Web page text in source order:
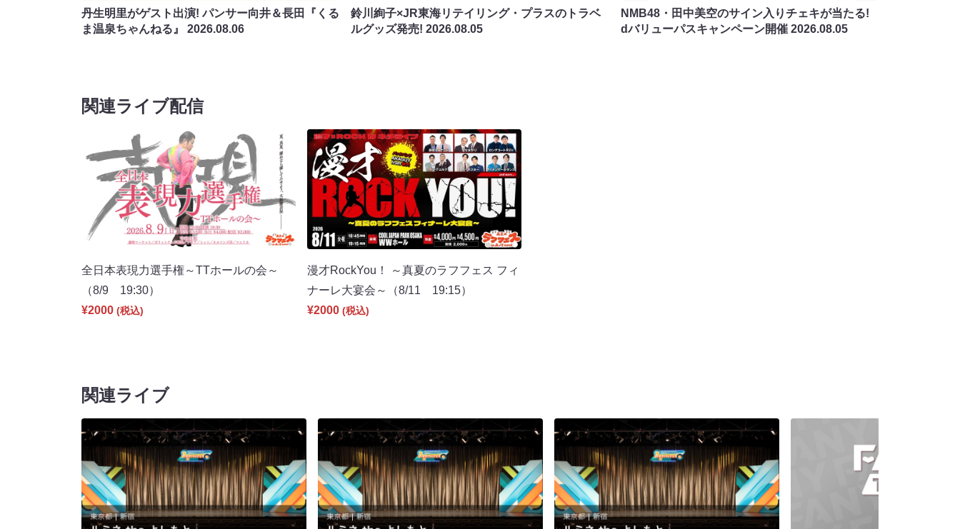
丹生明里がゲスト出演! パンサー向井＆長田『くる
ま温泉ちゃんねる』 2026.08.06
鈴川絢子×JR東海リテイリング・プラスのトラベ
ルグッズ発売!2026.08.05
NMB48・田中美空のサイン入りチェキが当たる!
dバリューパスキャンペーン開催 2026.08.05
関連ライブ配信
全日本表現力選手権～TTホールの会～
（8/9 19:30）
¥2000 (税込)
漫才RockYou！ ～真夏のラフフェス フィ
ナーレ大宴会～（8/11 19:15）
¥2000 (税込)
関連ライブ